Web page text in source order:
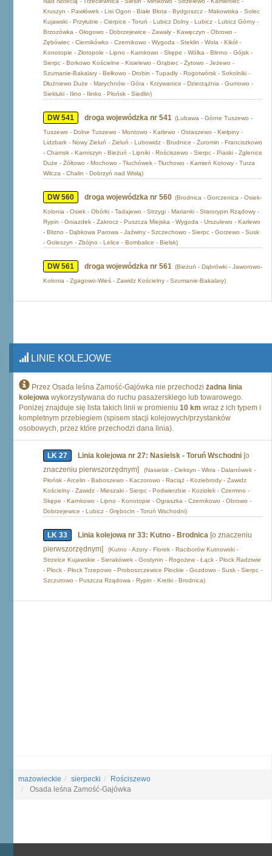
Kruszyn - Pawłówek - Lisi Ogon - Białe Błota - Bydgoszcz - Makowiska - Solec
Kujawski - Przyłubie - Cierpice - Toruń - Lubicz Dolny - Lubicz - Lubicz Górny -
Brzozówka - Głogowo - Dobrzejewice - Zawały - Kawęczyn - Obrowo -
Zębówiec - Ciernikówko - Czernikowo - Wygoda - Steklin - Wola - Kikół -
Konotopie - Złotopole - Lipno - Karnkowo - Skępe - Wólka - Blinno - Gójsk -
Sierpc - Borkowo Kościelne - Kisielewo - Grąbiec - Żytowo - Jeżewo -
Szumanie-Bakalary - Bełkowo - Drobin - Tupadły - Rogotwórsk - Sokolniki -
Dłużniewo Duże - Marychnów - Góra - Krzywanice - Dzierzążnia - Gumowo -
Siekluki - Ilino - Ilinko - Płońsk - Siedlin)
DW 541 droga wojewódzka nr 541 (Lubawa - Górne Tuszewo -
Tuszewo - Dolne Tuszewo - Montowo - Katlewo - Ostaszewo - Kiełpiny -
Lidzbark - Nowy Zieluń - Zieluń - Lubowidz - Brudnice - Żuromin - Franciszkowo
- Chamsk - Karniszyn - Bieżuń - Lipniki - Rościszewo - Sierpc - Piaski - Zglenice
Duże - Żółtowo - Mochowo - Tłuchówek - Tłuchowo - Kamień Kotowy - Turza
Wilcza - Chalin - Dobrzyń nad Wisłą)
DW 560 droga wojewódzka nr 560 (Brodnica - Gorczenica - Osiek-
Kolonia - Osiek - Obórki - Tadajewo - Strzygi - Marianki - Starorypin Rządowy -
Rypin - Gniazdek - Zakrocz - Puszcza Miejska - Wygoda - Urszulewo - Karlewo
- Blizno - Dąbkowa Parowa - Jaźwiny - Szczechowo - Sierpc - Gorzewo - Susk
- Goleszyn - Zbójno - Lelice - Bombalice - Bielsk)
DW 561 droga wojewódzka nr 561 (Bieżuń - Dąbrówki - Jaworowo-
Kolonia - Zgagowo-Wieś - Zawidz Kościelny - Szumanie-Bakalary)
LINIE KOLEJOWE
Przez Osada leśna Zamość-Gajówka nie przechodzi żadna linia
kolejowa wykorzystywana do ruchu pasażerskiego lub towarowego.
Poniżej znajduje się lista takich linii w promieniu 10 km wraz z ich typem i
kompletnym przebiegiem (spisem stacji kolejowych/przystanków
osobowych, przez które przechodzi dana linia).
LK 27 Linia kolejowa nr 27: Nasielsk - Toruń Wschodni [o
znaczeniu pierwszorzędnym]
(Nasielsk - Cieksyn - Wkra - Dalanówek -
Płońsk - Arcelin - Baboszewo - Kaczorowo - Raciąż - Koziebrody - Zawidz
Kościelny - Zawidz - Mieszaki - Sierpc - Podwierzbie - Koziołek - Czermno -
Skępe - Karnkowo - Lipno - Konotopie - Ograszka - Czernikowo - Obrowo -
Dobrzejewice - Lubicz - Grębocin - Toruń Wschodni)
LK 33 Linia kolejowa nr 33: Kutno - Brodnica [o znaczeniu
pierwszorzędnym]
(Kutno - Azory - Florek - Raciborów Kutnowski -
Strzelce Kujawskie - Sierakówek - Gostynin - Rogożew - Łąck - Płock Radziwie
- Płock - Płock Trzepowo - Proboszczewice Płockie - Gozdowo - Susk - Sierpc -
Szczutowo - Puszcza Rządowa - Rypin - Kretki - Brodnica)
mazowieckie sierpecki
Rościszewo
Osada leśna Zamość-Gajówka